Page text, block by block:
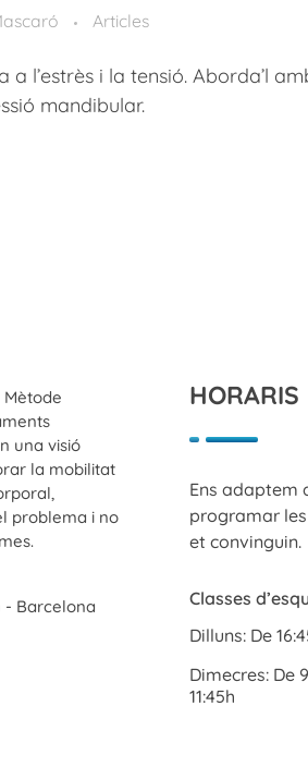
Articles
a l’estrès i la tensió. Aborda’l
mandibular.
una visió
la mobilitat
problema i no
- Barcelona
HORARIS
Ens adaptem
programar
et convinguin.
Classes
Dilluns: De
Dimecres: De
11:45h